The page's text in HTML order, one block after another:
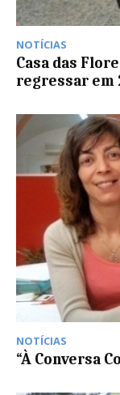
NOTÍCIAS
Casa das
regressar em
NOTÍCIAS
“À Conversa